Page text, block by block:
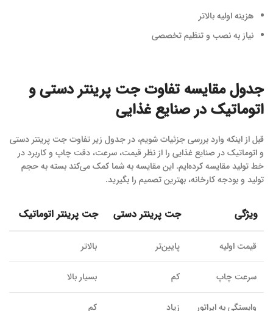
هزینه اولیه بالاتر
نیاز به نصب و تنظیم تخصصی
جدول مقایسه تفاوت جت پرینتر دستی و
اتوماتیک در صنایع غذایی
قبل از اینکه وارد بررسی جزئیات شویم، در جدول زیر تفاوت جت پرینتر دستی
و اتوماتیک در صنایع غذایی را از نظر قیمت، سرعت، دقت چاپ و کاربرد در
خط تولید مقایسه کرده‌ایم. این مقایسه به شما کمک می‌کند بسته به حجم
تولید و بودجه کارخانه، بهترین تصمیم را بگیرید.
ویژگی جت پرینتر دستی جت پرینتر اتوماتیک
قیمت اولیه پایین‌تر بالاتر
سرعت چاپ کم بسیار بالا
وابستگی به اپراتور زیاد کم